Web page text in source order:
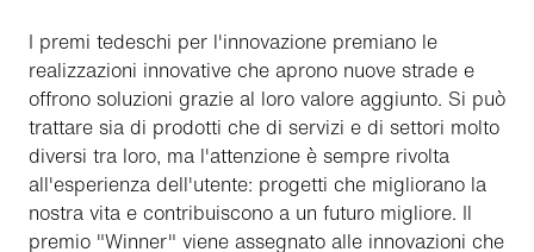
I premi tedeschi per l'innovazione premiano le
realizzazioni innovative che aprono nuove strade e
offrono soluzioni grazie al loro valore aggiunto. Si può
trattare sia di prodotti che di servizi e di settori molto
diversi tra loro, ma l'attenzione è sempre rivolta
all'esperienza dell'utente: progetti che migliorano la
nostra vita e contribuiscono a un futuro migliore. Il
premio "Winner" viene assegnato alle innovazioni che